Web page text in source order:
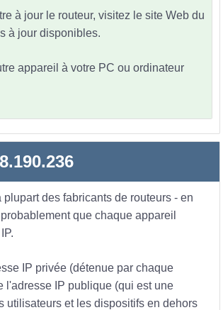
à jour le routeur, visitez le site Web du
à jour disponibles.
appareil à votre PC ou ordinateur
des fabricants de routeurs - en
que chaque appareil
IP privée (détenue par chaque
l'adresse IP publique (qui est une
utilisateurs et les dispositifs en dehors